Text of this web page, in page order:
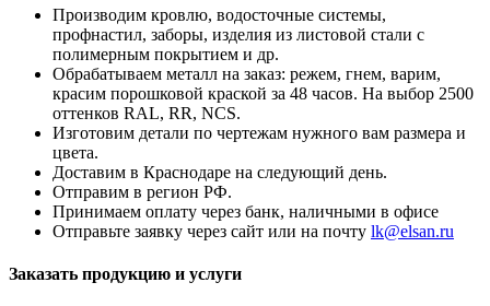
Производим кровлю, водосточные системы,
профнастил, заборы, изделия из листовой стали с
полимерным покрытием и др.
Обрабатываем металл на заказ: режем, гнем, варим,
красим порошковой краской за 48 часов. На выбор 2500
оттенков RAL, RR, NCS.
Изготовим детали по чертежам нужного вам размера и
цвета.
Доставим в Краснодаре на следующий день.
Отправим в регион РФ.
Принимаем оплату через банк, наличными в офисе
Отправьте заявку через сайт или на почту lk@elsan.ru
Заказать продукцию и услуги